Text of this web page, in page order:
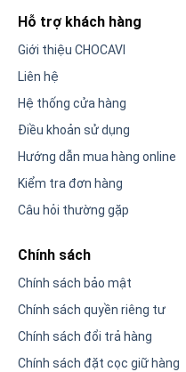
Hỗ trợ khách hàng
Giới thiệu CHOCAVI
Liên hệ
Hệ thống cửa hàng
Điều khoản sử dụng
Hướng dẫn mua hàng online
Kiểm tra đơn hàng
Câu hỏi thường gặp
Chính sách
Chính sách bảo mật
Chính sách quyền riêng tư
Chính sách đổi trả hàng
Chính sách đặt cọc giữ hàng